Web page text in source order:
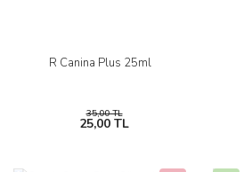
R Canina Plus 25ml
35,00 TL
25,00 TL